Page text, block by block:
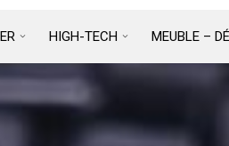
HIGH-TECH MEUBLE –